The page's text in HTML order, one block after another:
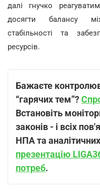
далі гнучко
досягти балансу
стабільності та
ресурсів.
Бажаєте
“гарячих тем”?
Встановіть
законів - і всіх
НПА та
презентацію
потреб.